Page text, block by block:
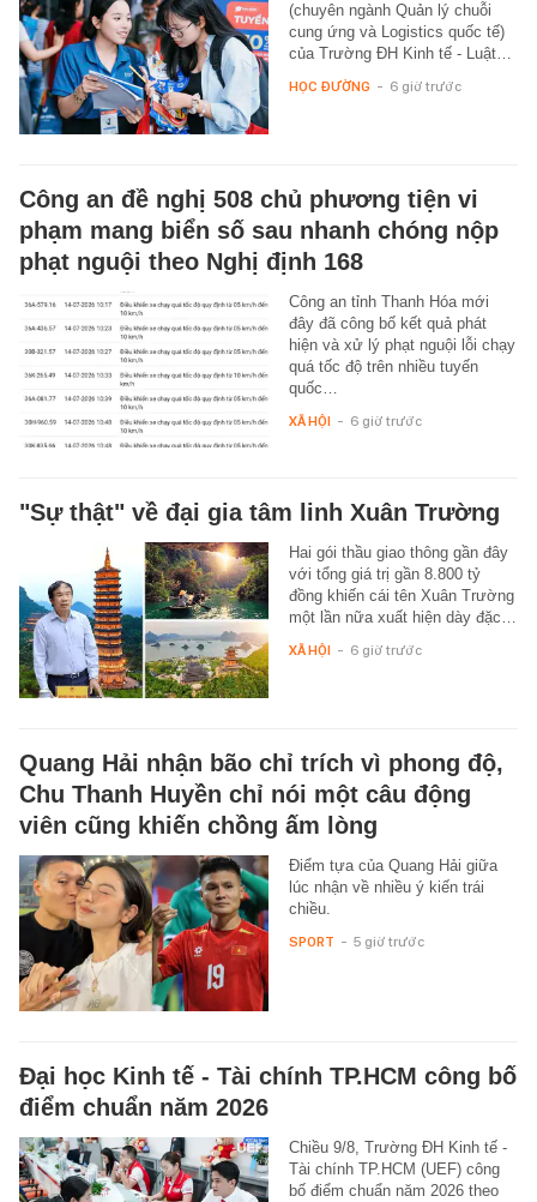
(chuyên ngành Quản lý chuỗi
cung ứng và Logistics quốc tế)
của Trường ĐH Kinh tế - Luật…
HỌC ĐƯỜNG - 6 giờ trước
Công an đề nghị 508 chủ phương tiện vi
phạm mang biển số sau nhanh chóng nộp
phạt nguội theo Nghị định 168
Công an tỉnh Thanh Hóa mới
đây đã công bố kết quả phát
hiện và xử lý phạt nguội lỗi chạy
quá tốc độ trên nhiều tuyến
quốc…
XÃ HỘI - 6 giờ trước
"Sự thật" về đại gia tâm linh Xuân Trường
Hai gói thầu giao thông gần đây
với tổng giá trị gần 8.800 tỷ
đồng khiến cái tên Xuân Trường
một lần nữa xuất hiện dày đặc…
XÃ HỘI - 6 giờ trước
Quang Hải nhận bão chỉ trích vì phong độ,
Chu Thanh Huyền chỉ nói một câu động
viên cũng khiến chồng ấm lòng
Điểm tựa của Quang Hải giữa
lúc nhận về nhiều ý kiến trái
chiều.
SPORT - 5 giờ trước
Đại học Kinh tế - Tài chính TP.HCM công bố
điểm chuẩn năm 2026
Chiều 9/8, Trường ĐH Kinh tế -
Tài chính TP.HCM (UEF) công
bố điểm chuẩn năm 2026 theo